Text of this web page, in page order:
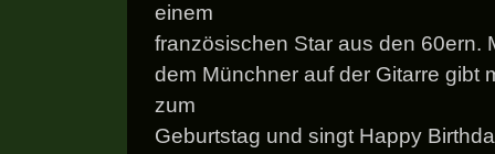
einem
französischen Star aus den 60ern.
dem Münchner auf der Gitarre gibt
zum
Geburtstag und singt Happy